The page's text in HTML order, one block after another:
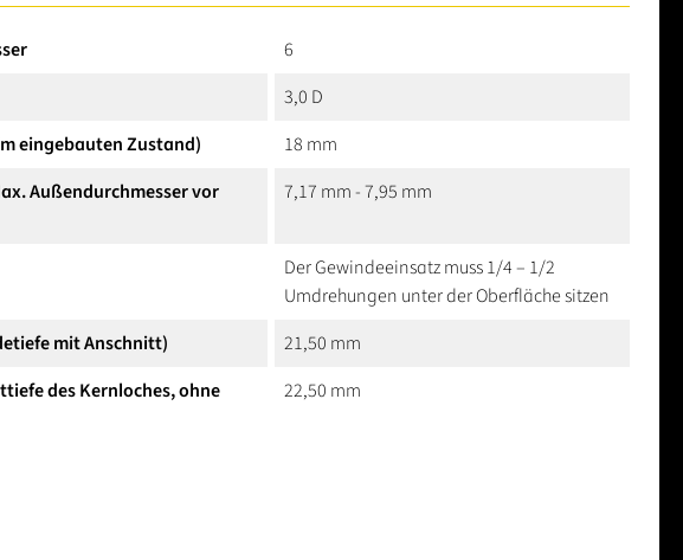
6
3,0 D
eingebauten Zustand)
18 mm
Außendurchmesser vor
7,17 mm - 7,95 mm
Der Gewindeeinsatz muss 1/4 – 1/2
Umdrehungen unter der Oberfläche sitzen
mit Anschnitt)
21,50 mm
des Kernloches, ohne
22,50 mm